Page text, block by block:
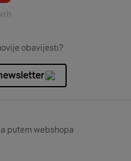
obavijesti?
putem webshopa